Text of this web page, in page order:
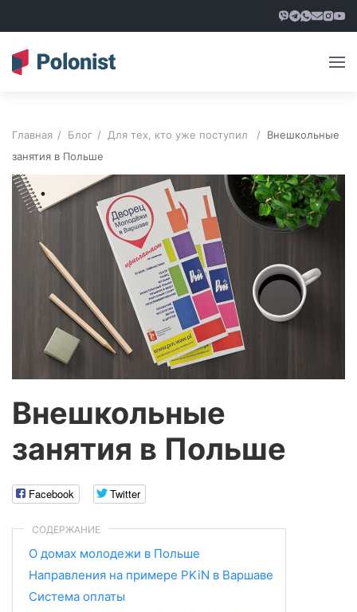
Главная Блог Для тех, кто уже поступил
Внешкольные
занятия в Польше
Внешкольные
занятия в Польше
Facebook Twitter
СОДЕРЖАНИЕ
О домах молодежи в Польше
Направления на примере PKiN в Варшаве
Система оплаты